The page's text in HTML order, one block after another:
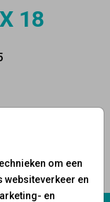
om een
websiteverkeer en
en
18